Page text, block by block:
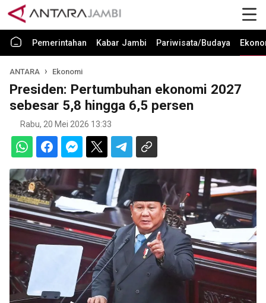
Pemerintahan Kabar Jambi Pariwisata/Budaya
ANTARA Ekonomi
Presiden: Pertumbuhan ekonomi 2027
sebesar 5,8 hingga 6,5 persen
Rabu, 20 Mei 2026 13:33